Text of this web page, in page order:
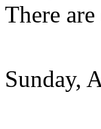
There
Sunday,